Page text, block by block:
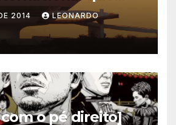
e jogos
2014 LEONARDO
o pé direito]